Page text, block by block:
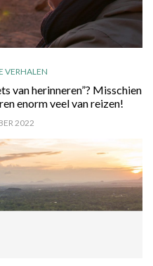
VERHALEN
van herinneren”? Misschien
enorm veel van reizen!
2022